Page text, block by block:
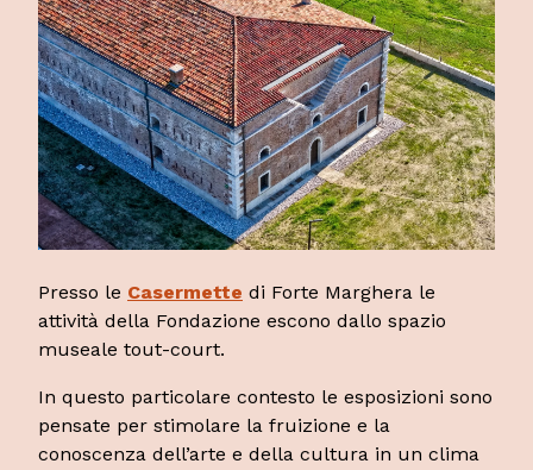
Presso le Casermette di Forte Marghera le
attività della Fondazione escono dallo spazio
museale tout-court.
In questo particolare contesto le esposizioni sono
pensate per stimolare la fruizione e la
conoscenza dell’arte e della cultura in un clima